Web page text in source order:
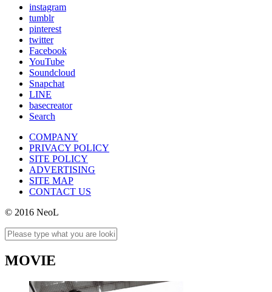
instagram
tumblr
pinterest
twitter
Facebook
YouTube
Soundcloud
Snapchat
LINE
basecreator
Search
COMPANY
PRIVACY POLICY
SITE POLICY
ADVERTISING
SITE MAP
CONTACT US
© 2016 NeoL
MOVIE